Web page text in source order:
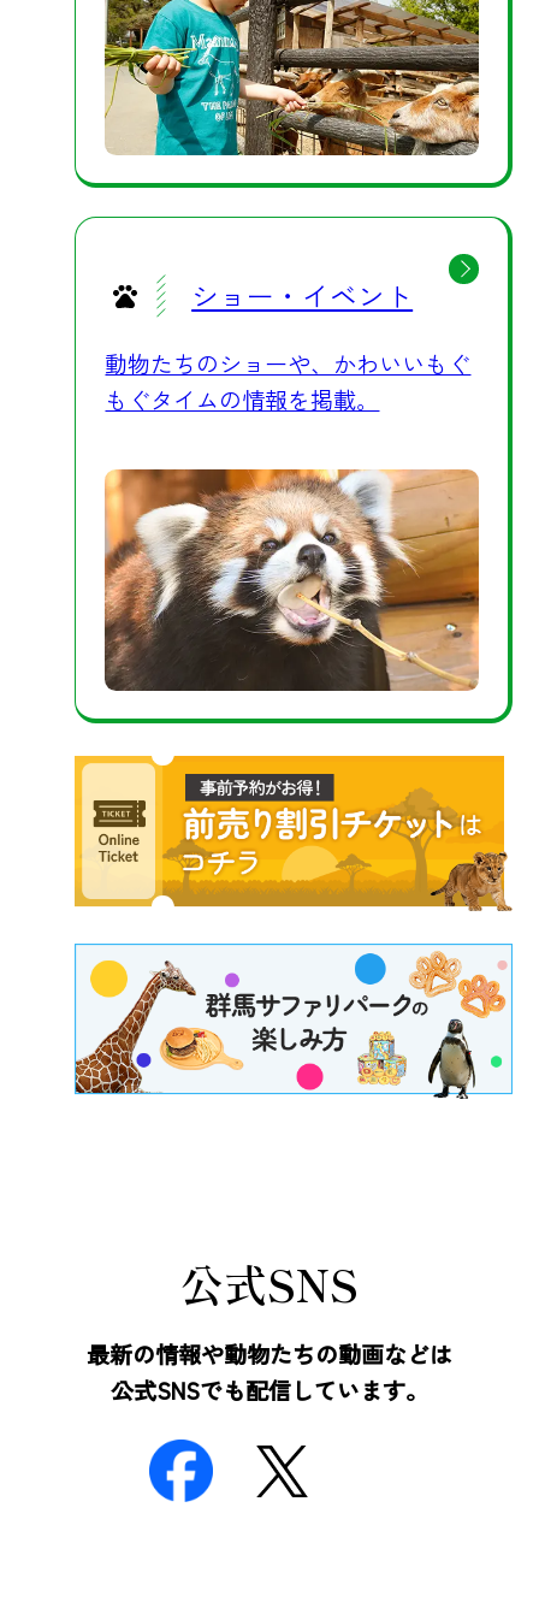
けます。夏休みのおでかけ先に迷わ
れたら、暑さ対策も万全な群馬サフ
ァリパークへぜひお越しください。
日中はミストや冷風、木陰の休憩ス
ポット、そして涼を取る動物たちの
愛らしい姿を、夕方からは夜ならで
はの静けさとナイトサファリツアー
の特別な時間を、それぞれお楽しみ
いただけます。お客様も動物たち
も、涼しく元気に夏を過ごせるよ
う、スタッフ一同お待ちしておりま
ショー・イベント
動物たちのショーや、かわいいもぐ
もぐタイムの情報を掲載。
公式SNS
最新の情報や動物たちの動画などは
公式SNSでも配信しています。